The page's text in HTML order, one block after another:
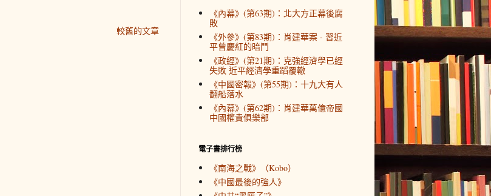
較舊的文章
《內幕》(第63期)：北大方正幕後腐
敗
《外參》(第83期)：肖建華案 - 習近
平曾慶紅的暗鬥
《政經》(第21期)：克強經濟學已經
失敗 近平經濟學重蹈覆轍
《中國密報》(第55期)：十九大有人
翻船落水
《內幕》(第62期)：肖建華萬億帝國
中國權貴俱樂部
電子書排行榜
《南海之戰》（Kobo）
《中國最後的強人》